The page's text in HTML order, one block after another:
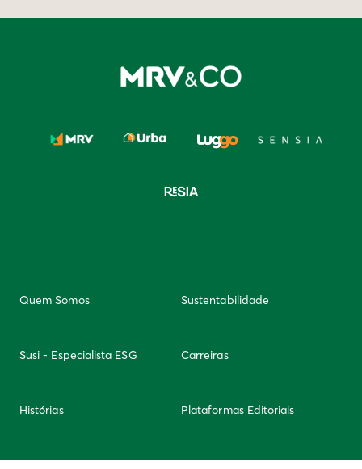
Quem Somos Sustentabilidade
Susi - Especialista ESG Carreiras
Histórias Plataformas Editoriais
Newsletter Integridade